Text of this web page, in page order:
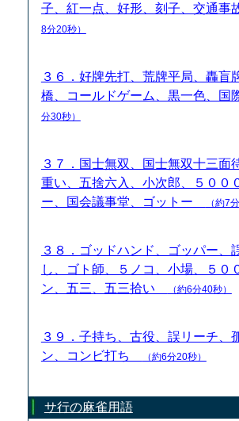
子、紅一点、好形、刻子、交通事
8分20秒）
３６．好牌先打、荒牌平局、轟盲
橋、コールドゲーム、黒一色、国
分30秒）
３７．国士無双、国士無双十三面
重い、五捨六入、小次郎、５００
ー、国会議事堂、ゴットー
（約7
３８．ゴッドハンド、ゴッパー、
し、ゴト師、５ノコ、小場、５０
ン、五三、五三拾い
（約6分40秒）
３９．子持ち、古役、誤リーチ、
ン、コンビ打ち
（約6分20秒）
サ行の麻雀用語